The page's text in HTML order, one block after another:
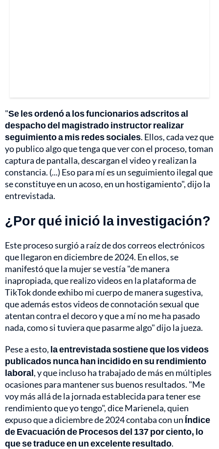
"Se les ordenó a los funcionarios adscritos al
despacho del magistrado instructor realizar
seguimiento a mis redes sociales. Ellos, cada vez que
yo publico algo que tenga que ver con el proceso, toman
captura de pantalla, descargan el video y realizan la
constancia. (...) Eso para mí es un seguimiento ilegal que
se constituye en un acoso, en un hostigamiento", dijo la
entrevistada.
¿Por qué inició la investigación?
Este proceso surgió a raíz de dos correos electrónicos
que llegaron en diciembre de 2024. En ellos, se
manifestó que la mujer se vestía "de manera
inapropiada, que realizo videos en la plataforma de
TikTok donde exhibo mi cuerpo de manera sugestiva,
que además estos videos de connotación sexual que
atentan contra el decoro y que a mí no me ha pasado
nada, como si tuviera que pasarme algo" dijo la jueza.
Pese a esto, la entrevistada sostiene que los videos
publicados nunca han incidido en su rendimiento
laboral, y que incluso ha trabajado de más en múltiples
ocasiones para mantener sus buenos resultados. "Me
voy más allá de la jornada establecida para tener ese
rendimiento que yo tengo", dice Marienela, quien
expuso que a diciembre de 2024 contaba con un Índice
de Evacuación de Procesos del 137 por ciento, lo
que se traduce en un excelente resultado.